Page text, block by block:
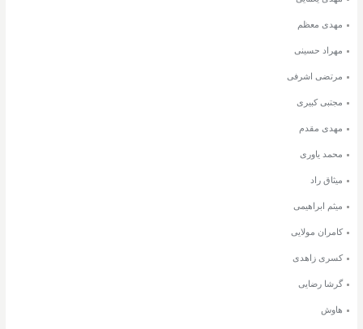
مهدی معظم
مهراد حسینی
مرتضی اشرفی
مجتبی کبیری
مهدی مقدم
محمد یاوری
میثاق راد
میثم ابراهیمی
کامران مولایی
کسری زاهدی
گرشا رضایی
هاوش